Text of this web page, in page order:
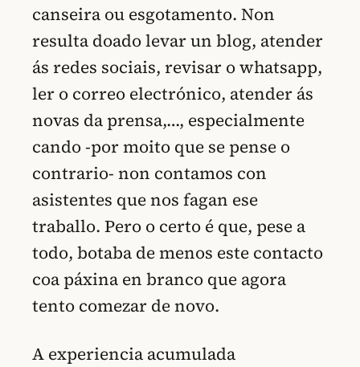
canseira ou esgotamento. Non
resulta doado levar un blog, atender
ás redes sociais, revisar o whatsapp,
ler o correo electrónico, atender ás
novas da prensa,…, especialmente
cando -por moito que se pense o
contrario- non contamos con
asistentes que nos fagan ese
traballo. Pero o certo é que, pese a
todo, botaba de menos este contacto
coa páxina en branco que agora
tento comezar de novo.
A experiencia acumulada